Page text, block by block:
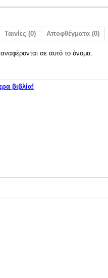
Ταινίες (0) Αποφθέγματα (0)
σε αυτό το όνομα.
βιβλία!